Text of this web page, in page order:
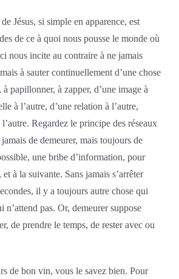
Jésus, si simple en apparence, est
de ce à quoi nous pousse le monde où
nous incite au contraire à ne jamais
à sauter continuellement d’une chose
papillonner, à zapper, d’une image à
à l’autre, d’une relation à l’autre,
Regardez le principe des réseaux
de demeurer, mais toujours de
une bribe d’information, pour
à la suivante. Sans jamais s’arrêter
il y a toujours autre chose qui
n’attend pas. Or, demeurer suppose
de prendre le temps, de rester avec ou
de bon vin, vous le savez bien. Pour